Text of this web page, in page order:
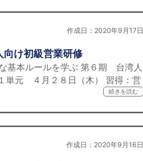
作成日：2020年9月17日
向け初級営業研修
基本ルールを学ぶ 第６期 台湾人
単元 ４月２８日（木） 習得：営
続きを読む
作成日：2020年9月16日